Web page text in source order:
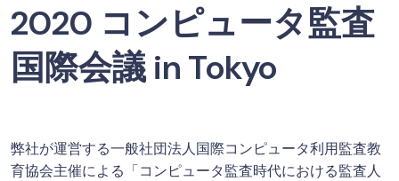
2020 コンピュータ監査
国際会議 in Tokyo
弊社が運営する一般社団法人国際コンピュータ利用監査教
育協会主催による「コンピュータ監査時代における監査人